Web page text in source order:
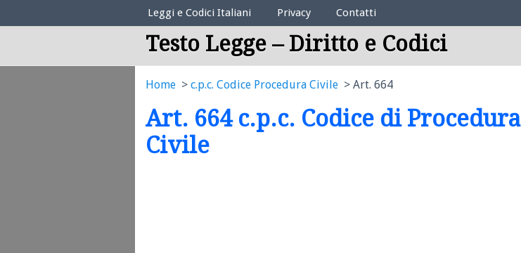
Elenco Codici Legali
Leggi e Codici Italiani Privacy Contatti
Testo Legge – Diritto e Codici
Home c.p.c. Codice Procedura Civile Art. 664
Art. 664 c.p.c. Codice di Procedura
Civile